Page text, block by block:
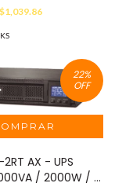
para banco de
6
O
NEMA 5-20R
$1,039.86
22%
OFF
2RT AX - UPS
/ 2000W / 8